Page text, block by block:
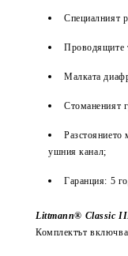
Специалният
Проводящите
Малката
Стоманеният
Разстоянието
ушния канал;
Гаранция: 5
Littmann® Classic
Комплектът